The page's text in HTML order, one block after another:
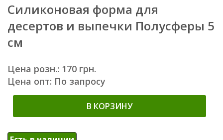
Силиконовая форма для
десертов и выпечки Полусферы 5
см
Цена розн.: 170 грн.
Цена опт: По запросу
В КОРЗИНУ